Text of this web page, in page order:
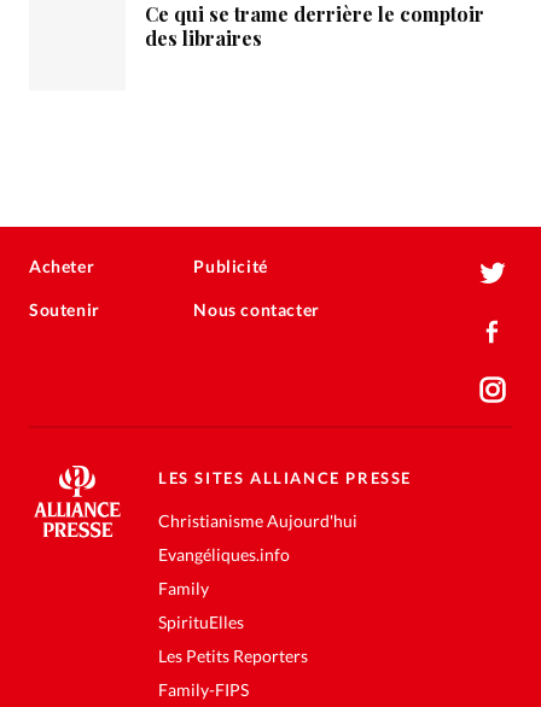
Ce qui se trame derrière le comptoir
des libraires
Acheter
Soutenir
Publicité
Nous contacter
LES SITES ALLIANCE PRESSE
Christianisme Aujourd'hui
Evangéliques.info
Family
SpirituElles
Les Petits Reporters
Family-FIPS